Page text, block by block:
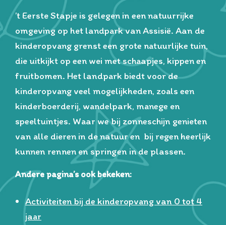
’t Eerste Stapje is gelegen in een natuurrijke
omgeving op het landpark van Assisië. Aan de
kinderopvang grenst een grote natuurlijke tuin,
die uitkijkt op een wei met schaapjes, kippen en
fruitbomen. Het landpark biedt voor de
kinderopvang veel mogelijkheden, zoals een
kinderboerderij, wandelpark, manege en
speeltuintjes. Waar we bij zonneschijn genieten
van alle dieren in de natuur en bij regen heerlijk
kunnen rennen en springen in de plassen.
Andere pagina’s ook bekeken:
Activiteiten bij de kinderopvang van 0 tot 4
jaar